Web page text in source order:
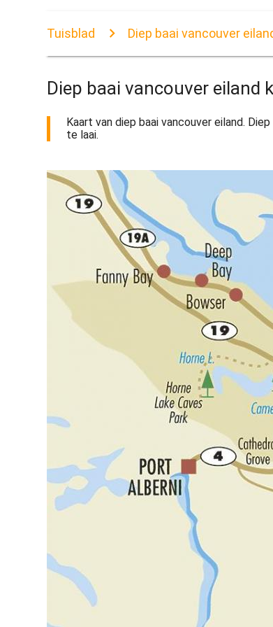
Tuisblad Diep baai vancouver
Diep baai vancouver eiland
Kaart van diep baai vancouver eiland.
te laai.